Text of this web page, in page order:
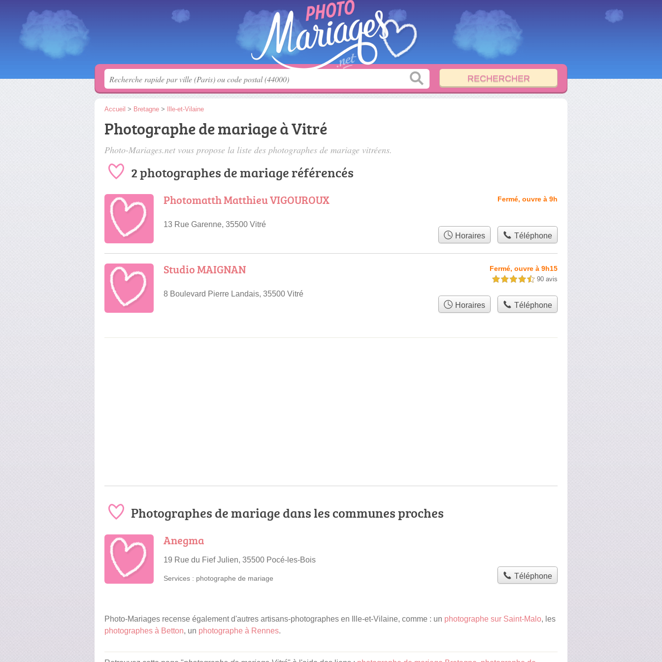
Accueil > Bretagne > Ille-et-Vilaine
Photographe de mariage à Vitré
Photo-Mariages.net vous propose la liste des photographes de mariage vitréens.
2 photographes de mariage référencés
Photomatth Matthieu VIGOUROUX
13 Rue Garenne, 35500 Vitré
Fermé, ouvre à 9h
Horaires Téléphone
Studio MAIGNAN
8 Boulevard Pierre Landais, 35500 Vitré
Fermé, ouvre à 9h15
4,5 étoiles sur 5 90 avis
Horaires Téléphone
Photographes de mariage dans les communes proches
Anegma
19 Rue du Fief Julien, 35500 Pocé-les-Bois
Services : photographe de mariage Téléphone
Photo-Mariages recense également d'autres artisans-photographes en Ille-et-Vilaine, comme : un photographe sur Saint-Malo, les
photographes à Betton, un photographe à Rennes.